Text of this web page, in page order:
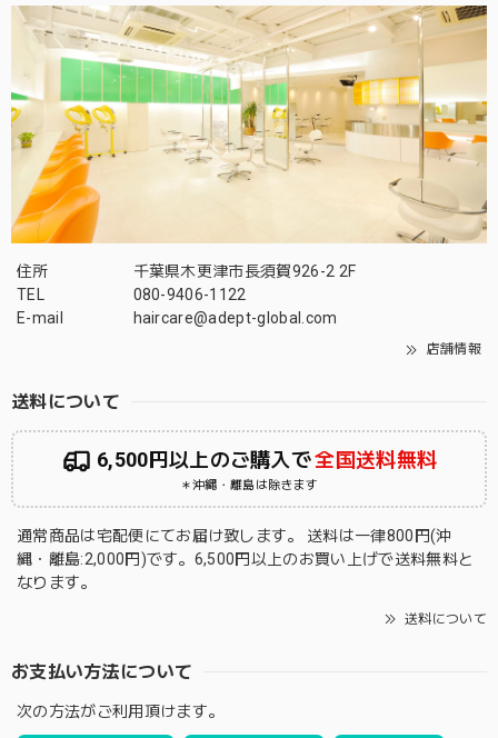
住所
千葉県木更津市長須賀926-2 2F
TEL
080-9406-1122
E-mail
haircare@adept-global.com
店舗情報
送料について
6,500円以上のご購入で全国送料無料
＊沖縄・離島は除きます
通常商品は宅配便にてお届け致します。 送料は一律800円(沖
縄・離島:2,000円)です。6,500円以上のお買い上げで送料無料と
なります。
送料について
お支払い方法について
次の方法がご利用頂けます。